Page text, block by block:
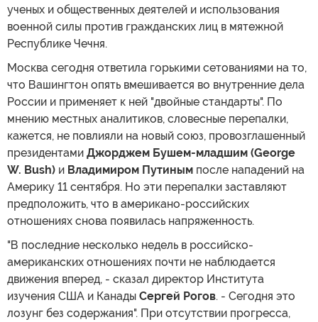
ученых и общественных деятелей и использования
военной силы против гражданских лиц в мятежной
Республике Чечня.
Москва сегодня ответила горькими сетованиями на то,
что Вашингтон опять вмешивается во внутренние дела
России и применяет к ней "двойные стандарты". По
мнению местных аналитиков, словесные перепалки,
кажется, не повлияли на новый союз, провозглашенный
президентами Джорджем Бушем-младшим (George
W. Bush) и Владимиром Путиным после нападений на
Америку 11 сентября. Но эти перепалки заставляют
предположить, что в американо-российских
отношениях снова появилась напряженность.
"В последние несколько недель в российско-
американских отношениях почти не наблюдается
движения вперед, - сказал директор Института
изучения США и Канады Сергей Рогов. - Сегодня это
лозунг без содержания". При отсутствии прогресса,